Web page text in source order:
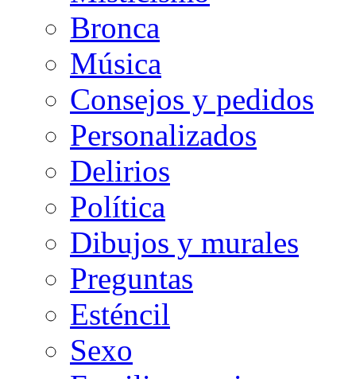
Bronca
Música
Consejos y pedidos
Personalizados
Delirios
Política
Dibujos y murales
Preguntas
Esténcil
Sexo